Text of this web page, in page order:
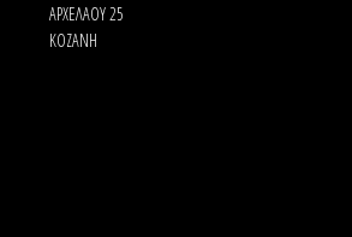
ΑΡΧΕΛΑΟΥ 25
ΚΟΖΑΝΗ